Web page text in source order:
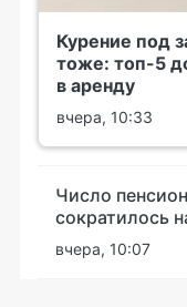
Курение под
тоже: топ-5
в аренду
вчера, 10:33
Число
сократилось
вчера, 10:07